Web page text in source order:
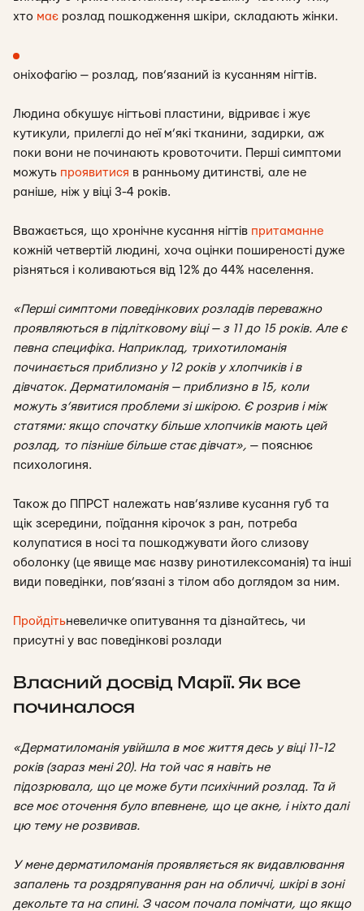
хто має розлад пошкодження шкіри, складають жінки.
оніхофагію — розлад, пов’язаний із кусанням нігтів.
Людина обкушує нігтьові пластини, відриває і жує
кутикули, прилеглі до неї м’які тканини, задирки, аж
поки вони не починають кровоточити. Перші симптоми
можуть проявитися в ранньому дитинстві, але не
раніше, ніж у віці 3-4 років.
Вважається, що хронічне кусання нігтів притаманне
кожній четвертій людині, хоча оцінки поширеності дуже
різняться і коливаються від 12% до 44% населення.
«Перші симптоми поведінкових розладів переважно
проявляються в підлітковому віці — з 11 до 15 років. Але є
певна специфіка. Наприклад, трихотиломанія
починається приблизно у 12 років у хлопчиків і в
дівчаток. Дерматиломанія — приблизно в 15, коли
можуть з’явитися проблеми зі шкірою. Є розрив і між
статями: якщо спочатку більше хлопчиків мають цей
розлад, то пізніше більше стає дівчат», — пояснює
психологиня.
Також до ППРСТ належать нав’язливе кусання губ та
щік зсередини, поїдання кірочок з ран, потреба
колупатися в носі та пошкоджувати його слизову
оболонку (це явище має назву ринотилексоманія) та інші
види поведінки, пов’язані з тілом або доглядом за ним.
Пройдітьневеличке опитування та дізнайтесь, чи
присутні у вас поведінкові розлади
Власний досвід Марії. Як все
починалося
«Дерматиломанія увійшла в моє життя десь у віці 11-12
років (зараз мені 20). На той час я навіть не
підозрювала, що це може бути психічний розлад. Та й
все моє оточення було впевнене, що це акне, і ніхто далі
цю тему не розвивав.
У мене дерматиломанія проявляється як видавлювання
запалень та роздряпування ран на обличчі, шкірі в зоні
декольте та на спині. З часом почала помічати, що якщо